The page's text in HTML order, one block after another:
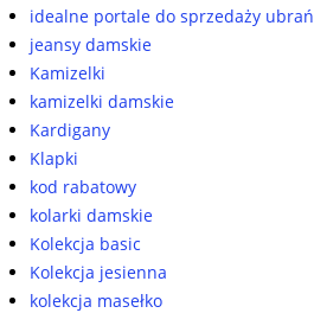
idealne portale do sprzedaży ubrań
jeansy damskie
Kamizelki
kamizelki damskie
Kardigany
Klapki
kod rabatowy
kolarki damskie
Kolekcja basic
Kolekcja jesienna
kolekcja masełko